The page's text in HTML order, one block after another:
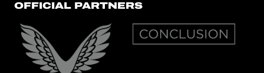
OFFICIAL PARTNERS